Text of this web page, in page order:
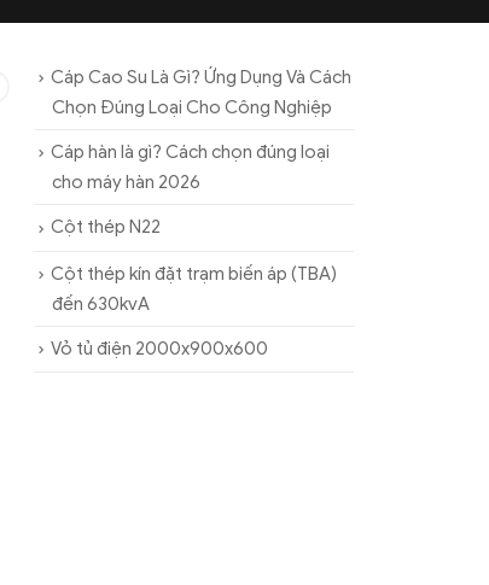
Cáp Cao Su Là Gì? Ứng Dụng Và Cách
Chọn Đúng Loại Cho Công Nghiệp
Cáp hàn là gì? Cách chọn đúng loại
cho máy hàn 2026
Cột thép N22
Cột thép kín đặt trạm biến áp (TBA)
đến 630kvA
Vỏ tủ điện 2000x900x600